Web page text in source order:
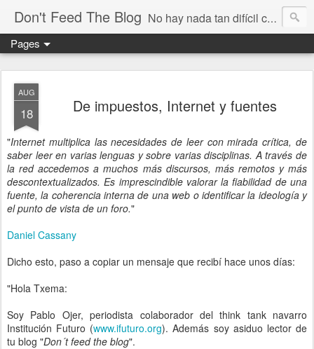
Don't Feed The Blog No hay nada tan difícil como no engañarse
Pages
AUG
18 De impuestos, Internet y fuentes
"Internet multiplica las necesidades de leer con mirada crítica, de
saber leer en varias lenguas y sobre varias disciplinas. A través de
la red accedemos a muchos más discursos, más remotos y más
descontextualizados. Es imprescindible valorar la fiabilidad de una
fuente, la coherencia interna de una web o identificar la ideología y
el punto de vista de un foro."
Daniel Cassany
Dicho esto, paso a copiar un mensaje que recibí hace unos días:
"Hola Txema:
Soy Pablo Ojer, periodista colaborador del think tank navarro
Institución Futuro (www.ifuturo.org). Además soy asiduo lector de
tu blog "Don´t feed the blog".